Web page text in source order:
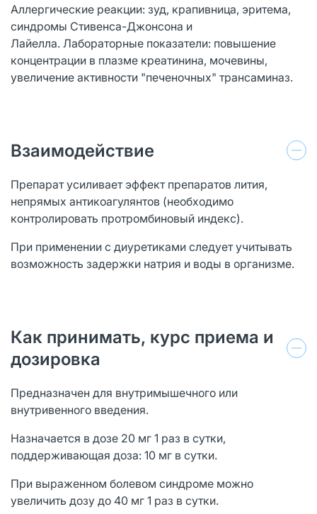
Аллергические реакции: зуд, крапивница, эритема,
синдромы Стивенса-Джонсона и
Лайелла. Лабораторные показатели: повышение
концентрации в плазме креатинина, мочевины,
увеличение активности "печеночных" трансаминаз.
Взаимодействие
Препарат усиливает эффект препаратов лития,
непрямых антикоагулянтов (необходимо
контролировать протромбиновый индекс).
При применении с диуретиками следует учитывать
возможность задержки натрия и воды в организме.
Как принимать, курс приема и
дозировка
Предназначен для внутримышечного или
внутривенного введения.
Назначается в дозе 20 мг 1 раз в сутки,
поддерживающая доза: 10 мг в сутки.
При выраженном болевом синдроме можно
увеличить дозу до 40 мг 1 раз в сутки.